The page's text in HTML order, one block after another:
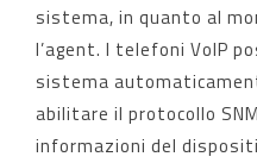
sistema, in quanto al
l’agent. I telefoni VoIP
sistema
abilitare il protocollo
informazioni del